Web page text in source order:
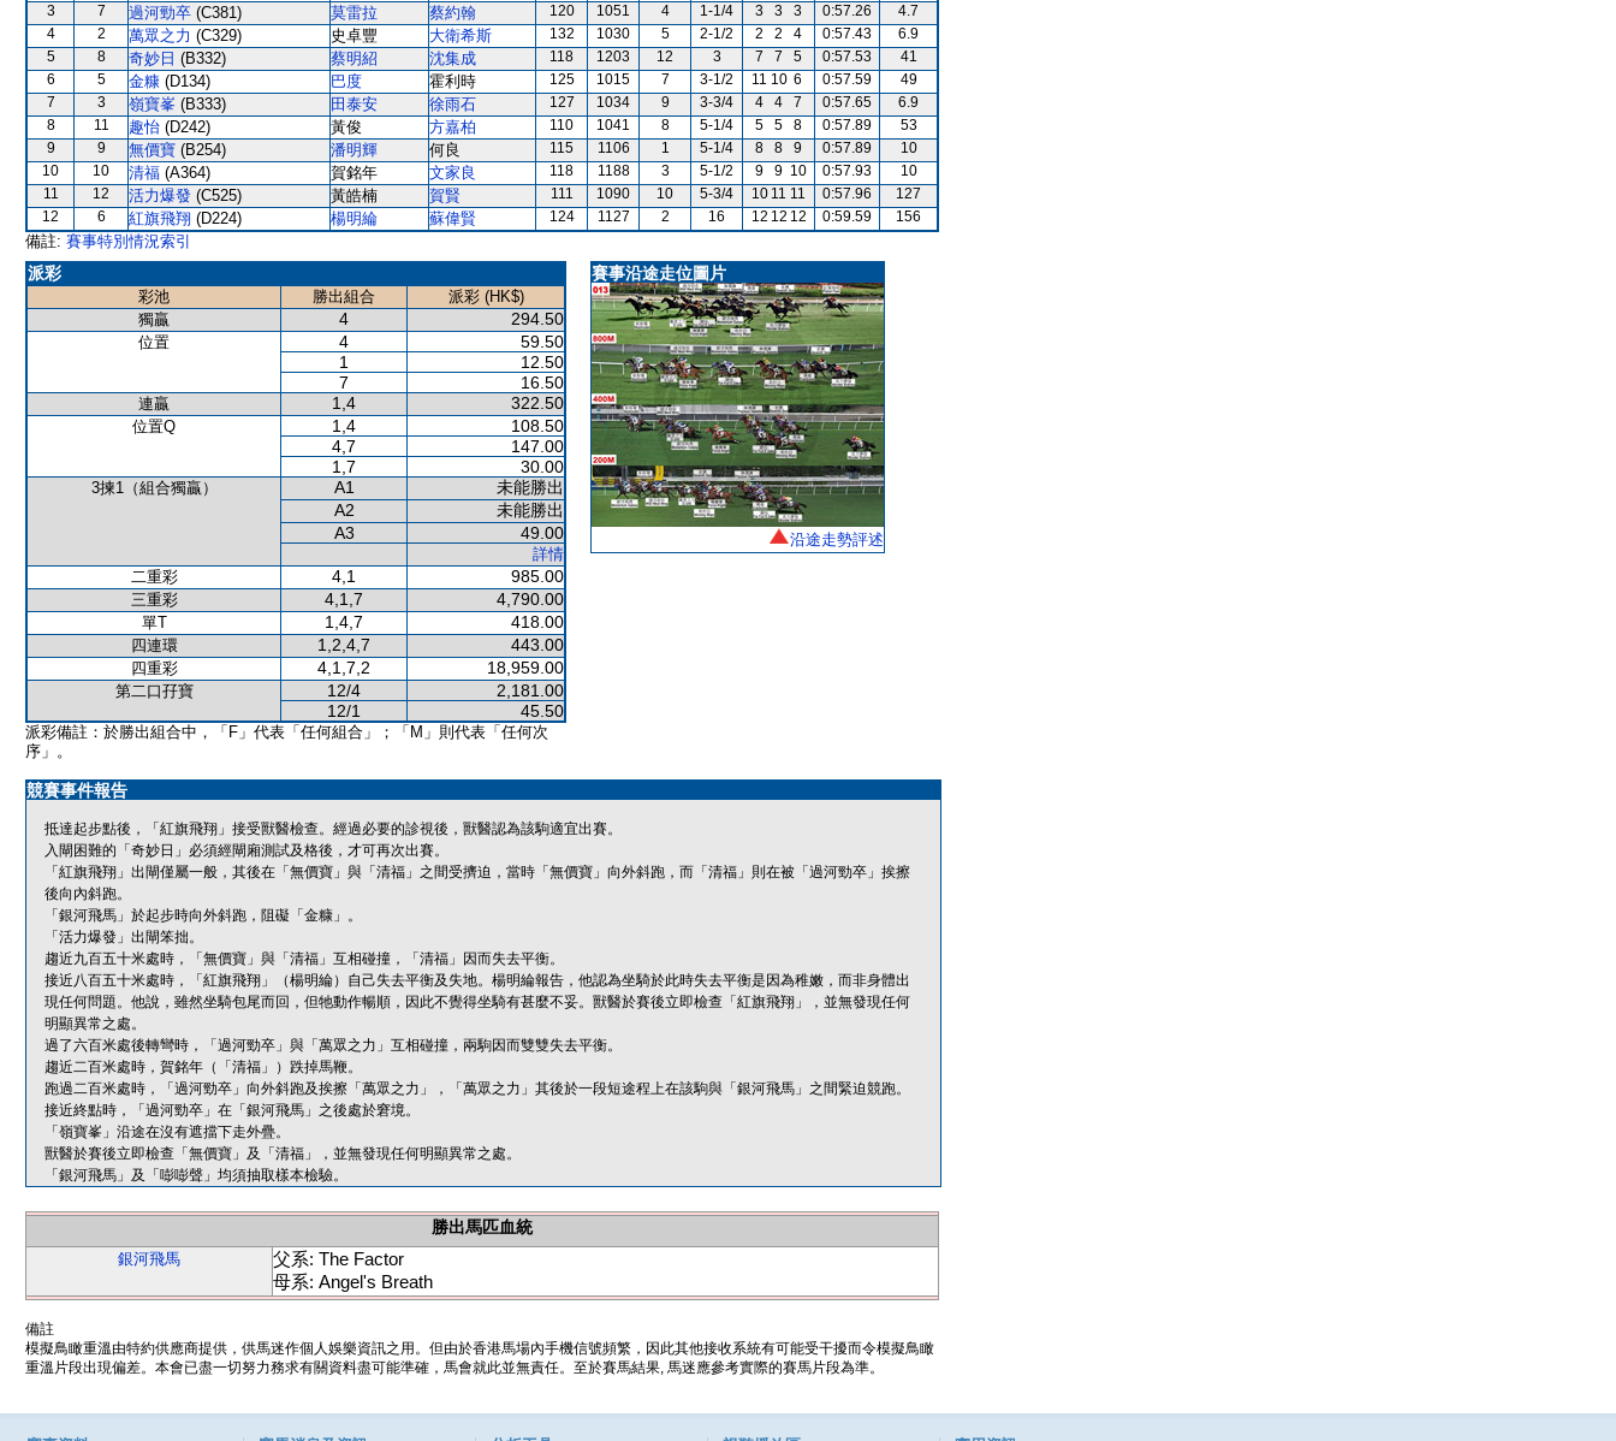
3
7 過河勁卒 (C381) 莫雷拉 蔡約翰 120 1051 4 1-1/4 3 3 3 0:57.26
4.7
4
2 萬眾之力 (C329) 史卓豐 大衛希斯 132 1030 5 2-1/2 2 2 4 0:57.43
6.9
5
8 奇妙日 (B332) 蔡明紹 沈集成 118 1203 12 3 7 7 5 0:57.53
41
6
5 金糠 (D134) 巴度 霍利時 125 1015 7 3-1/2 11 10 6 0:57.59
49
7
3 嶺寶峯 (B333) 田泰安 徐雨石 127 1034 9 3-3/4 4 4 7 0:57.65
6.9
8
11 趣怡 (D242) 黃俊 方嘉柏 110 1041 8 5-1/4 5 5 8 0:57.89
53
9
9 無價寶 (B254) 潘明輝 何良 115 1106 1 5-1/4 8 8 9 0:57.89
10
10
10 清福 (A364) 賀銘年 文家良 118 1188 3 5-1/2 9 9 10 0:57.93
10
11
12 活力爆發 (C525) 黃皓楠 賀賢 111 1090 10 5-3/4 10 11 11 0:57.96
127
12
6 紅旗飛翔 (D224) 楊明綸 蘇偉賢 124 1127 2 16 12 12 12 0:59.59 156
備註: 賽事特別情況索引
派彩
彩池 勝出組合
派彩 (HK$)
獨贏
4 294.50
位置 4
59.50
1
12.50
7
16.50
連贏 1,4 322.50
位置Q 1,4
108.50
4,7
147.00
1,7
30.00
3揀1（組合獨贏） A1
未能勝出
A2
未能勝出
A3
49.00
詳情
二重彩
4,1 985.00
三重彩 4,1,7 4,790.00
單T 1,4,7 418.00
四連環 1,2,4,7 443.00
四重彩 4,1,7,2 18,959.00
第二口孖寶 12/4
2,181.00
12/1
45.50
派彩備註：於勝出組合中，「F」代表「任何組合」；「M」則代表「任何次
序」。
賽事沿途走位圖片
沿途走勢評述
競賽事件報告
抵達起步點後，「紅旗飛翔」接受獸醫檢查。經過必要的診視後，獸醫認為該駒適宜出賽。
入閘困難的「奇妙日」必須經閘廂測試及格後，才可再次出賽。
「紅旗飛翔」出閘僅屬一般，其後在「無價寶」與「清福」之間受擠迫，當時「無價寶」向外斜跑，而「清福」則在被「過河勁卒」挨擦
後向內斜跑。
「銀河飛馬」於起步時向外斜跑，阻礙「金糠」。
「活力爆發」出閘笨拙。
趨近九百五十米處時，「無價寶」與「清福」互相碰撞，「清福」因而失去平衡。
接近八百五十米處時，「紅旗飛翔」（楊明綸）自己失去平衡及失地。楊明綸報告，他認為坐騎於此時失去平衡是因為稚嫩，而非身體出
現任何問題。他說，雖然坐騎包尾而回，但牠動作暢順，因此不覺得坐騎有甚麼不妥。獸醫於賽後立即檢查「紅旗飛翔」，並無發現任何
明顯異常之處。
過了六百米處後轉彎時，「過河勁卒」與「萬眾之力」互相碰撞，兩駒因而雙雙失去平衡。
趨近二百米處時，賀銘年（「清福」）跌掉馬鞭。
跑過二百米處時，「過河勁卒」向外斜跑及挨擦「萬眾之力」，「萬眾之力」其後於一段短途程上在該駒與「銀河飛馬」之間緊迫競跑。
接近終點時，「過河勁卒」在「銀河飛馬」之後處於窘境。
「嶺寶峯」沿途在沒有遮擋下走外疊。
獸醫於賽後立即檢查「無價寶」及「清福」，並無發現任何明顯異常之處。
「銀河飛馬」及「嘭嘭聲」均須抽取樣本檢驗。
勝出馬匹血統
銀河飛馬
父系: The Factor
母系: Angel's Breath
備註
模擬鳥瞰重溫由特約供應商提供，供馬迷作個人娛樂資訊之用。但由於香港馬場內手機信號頻繁，因此其他接收系統有可能受干擾而令模擬鳥瞰
重溫片段出現偏差。本會已盡一切努力務求有關資料盡可能準確，馬會就此並無責任。至於賽馬結果, 馬迷應參考實際的賽馬片段為準。